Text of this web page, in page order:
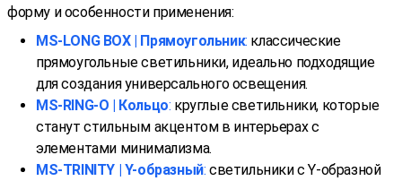
форму и особенности применения:
MS-LONG BOX | Прямоугольник: классические
прямоугольные светильники, идеально подходящие
для создания универсального освещения.
MS-RING-O | Кольцо: круглые светильники, которые
станут стильным акцентом в интерьерах с
элементами минимализма.
MS-TRINITY | Y-образный: светильники с Y-образной